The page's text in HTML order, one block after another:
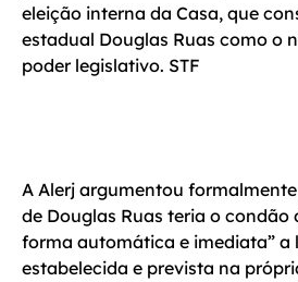
eleição interna da Casa, que
estadual Douglas Ruas como o
poder legislativo. STF
A Alerj argumentou formalmente
de Douglas Ruas teria o condão
forma automática e imediata” a
estabelecida e prevista na